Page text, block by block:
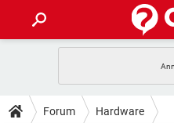
INTRATTENIMENTO
GUIDE
Forum Hardware